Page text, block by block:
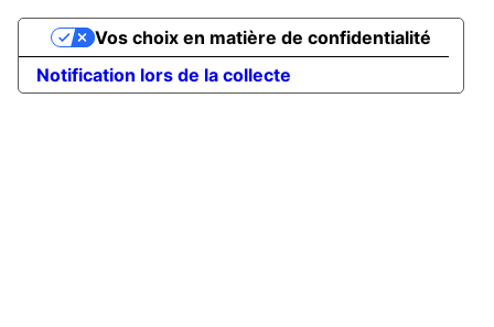
Notification lors de la collecte
Vos choix en matière de confidentialité